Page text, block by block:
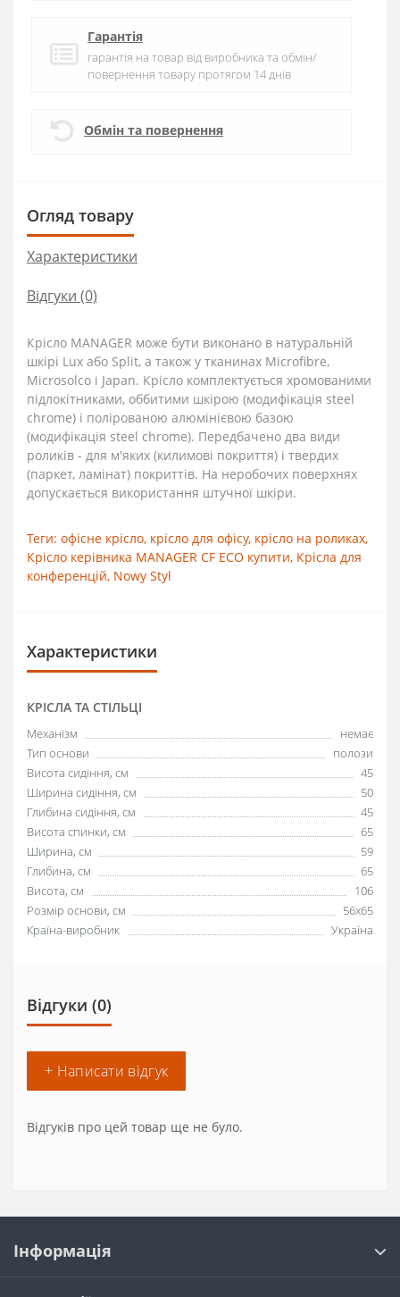
Гарантія
гарантія на товар від виробника та обмін/
повернення товару протягом 14 днів
Обмін та повернення
Огляд товару
Характеристики
Відгуки (0)
Крісло MANAGER може бути виконано в натуральній
шкірі Lux або Split, а також у тканинах Microfibre,
Microsolco і Japan. Крісло комплектується хромованими
підлокітниками, оббитими шкірою (модифікація steel
chrome) і полірованою алюмінієвою базою
(модифікація steel chrome). Передбачено два види
роликів - для м'яких (килимові покриття) і твердих
(паркет, ламінат) покриттів. На неробочих поверхнях
допускається використання штучної шкіри.
Теги: офісне крісло, крісло для офісу, крісло на роликах,
Крісло керівника MANAGER CF ECO купити, Крісла для
конференцій, Nowy Styl
Характеристики
КРІСЛА ТА СТІЛЬЦІ
Механізм
немає
Тип основи
полози
Висота сидіння, см
45
Ширина сидіння, см
50
Глибина сидіння, см
45
Висота спинки, см
65
Ширина, см
59
Глибина, см
65
Висота, см
106
Розмір основи, см
56х65
Країна-виробник
Україна
Відгуки (0)
+ Написати відгук
Відгуків про цей товар ще не було.
Інформація